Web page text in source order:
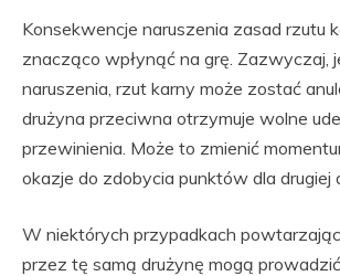
Konsekwencje naruszenia zasad rzutu
znacząco wpłynąć na grę. Zazwyczaj,
naruszenia, rzut karny może zostać
drużyna przeciwna otrzymuje wolne
przewinienia. Może to zmienić
okazje do zdobycia punktów dla drugiej
W niektórych przypadkach
przez tę samą drużynę mogą